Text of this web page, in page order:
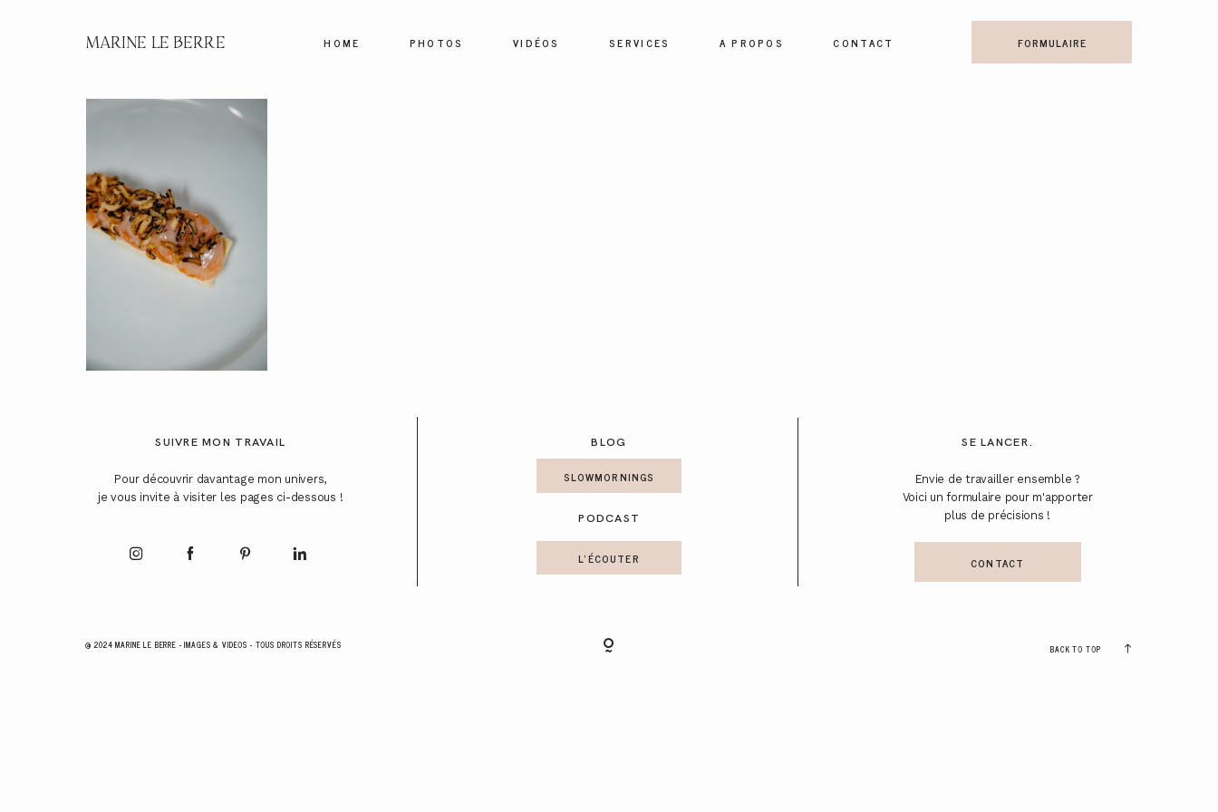
MARINE LE BERRE FORMULAIRE
HOME PHOTOS VIDÉOS SERVICES A PROPOS CONTACT
BLOG SE LANCER.
SUIVRE MON TRAVAIL
SLOWMORNINGS
Envie de travailler ensemble ?
Voici un formulaire pour m'apporter
plus de précisions !
Pour découvrir davantage mon univers,
je vous invite à visiter les pages ci-dessous !
PODCAST
L'ÉCOUTER CONTACT
@ 2024 MARINE LE BERRE - IMAGES & VIDEOS - TOUS DROITS RÉSERVÉS BACK TO TOP